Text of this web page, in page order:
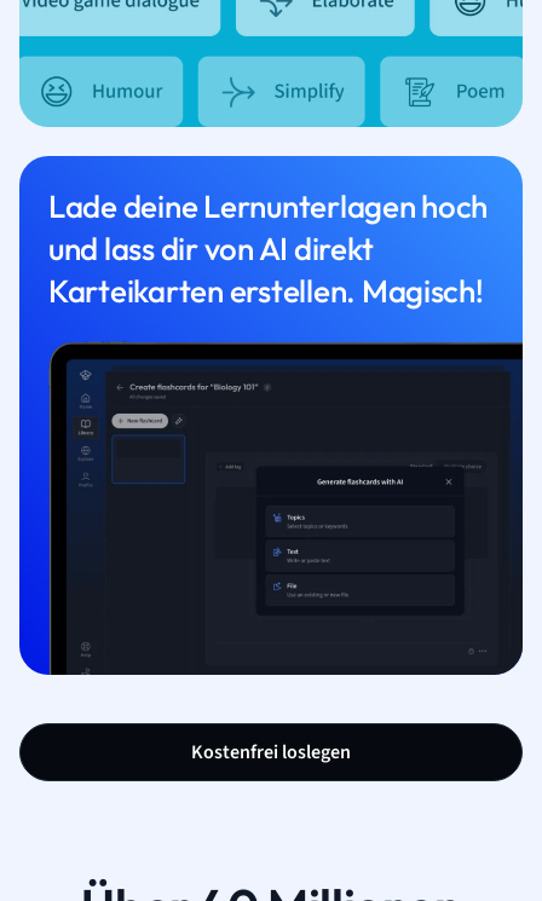
Lade deine Lernunterlagen hoch
und lass dir von AI direkt
Karteikarten erstellen. Magisch!
Kostenfrei loslegen